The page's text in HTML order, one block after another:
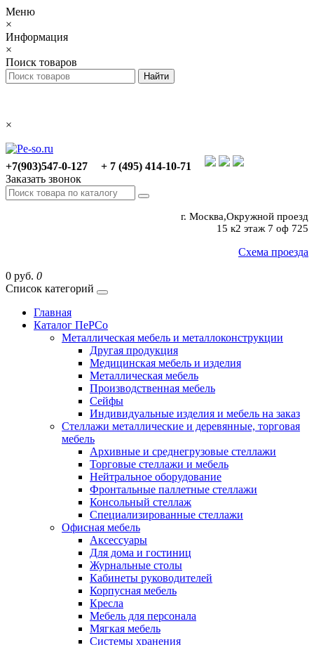
Меню
×
Информация
×
Поиск товаров
×
+7(903)547-0-127
+ 7 (495) 414-10-71
Заказать звонок
г. Москва,Окружной проезд
15 к2 этаж 7 оф 725
Схема проезда
0 руб. 0
Список категорий
Главная
Каталог ПеРСо
Металлическая мебель и металлоконструкции
Другая продукция
Медицинская мебель и изделия
Металлическая мебель
Производственная мебель
Сейфы
Индивидуальные изделия и мебель на заказ
Стеллажи металлические и деревянные, торговая
мебель
Архивные и среднегрузовые стеллажи
Торговые стеллажи и мебель
Нейтральное оборудование
Фронтальные паллетные стеллажи
Консольный стеллаж
Специализированные стеллажи
Офисная мебель
Аксессуары
Для дома и гостиниц
Журнальные столы
Кабинеты руководителей
Корпусная мебель
Кресла
Мебель для персонала
Мягкая мебель
Системы хранения